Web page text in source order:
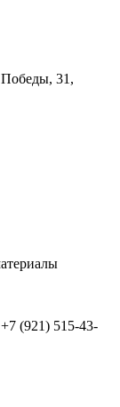
31,
(921) 515-43-